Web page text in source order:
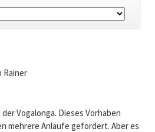
Rainer
Vogalonga. Dieses Vorhaben
mehrere Anläufe gefordert. Aber es